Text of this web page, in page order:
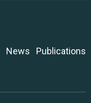
News
Publications